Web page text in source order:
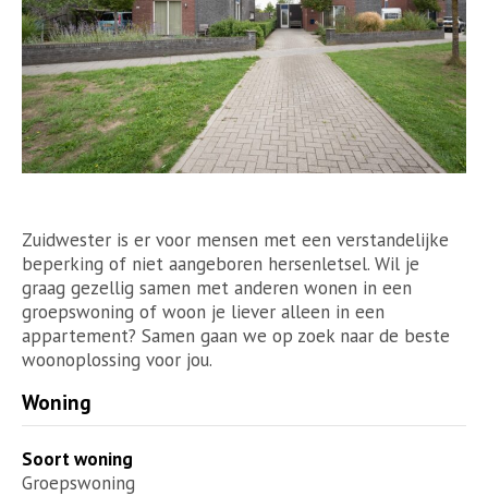
Zuidwester is er voor mensen met een verstandelijke
beperking of niet aangeboren hersenletsel. Wil je
graag gezellig samen met anderen wonen in een
groepswoning of woon je liever alleen in een
appartement? Samen gaan we op zoek naar de beste
woonoplossing voor jou.
Woning
Soort woning
Groepswoning